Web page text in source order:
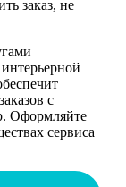
заказ, не
с
Оформляйте
сервиса